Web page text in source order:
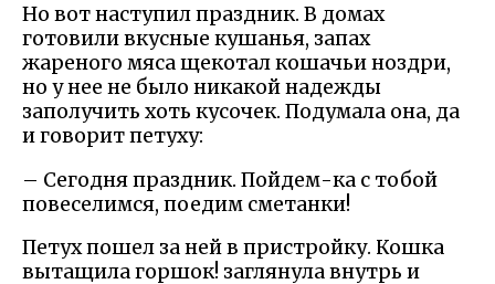
Но вот наступил праздник. В домах
готовили вкусные кушанья, запах
жареного мяса щекотал кошачьи ноздри,
но у нее не было никакой надежды
заполучить хоть кусочек. Подумала она, да
и говорит петуху:
– Сегодня праздник. Пойдем-ка с тобой
повеселимся, поедим сметанки!
Петух пошел за ней в пристройку. Кошка
вытащила горшок! заглянула внутрь и